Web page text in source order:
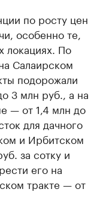
по росту цен
особенно те,
локациях. По
Салаирском
подорожали
3 млн руб., а на
— от 1,4 млн до
для дачного
и Ирбитском
за сотку и
его на
тракте — от